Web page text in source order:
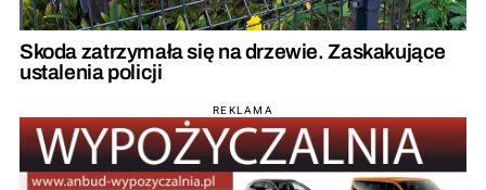
Skoda zatrzymała się na drzewie. Zaskakujące
ustalenia policji
REKLAMA